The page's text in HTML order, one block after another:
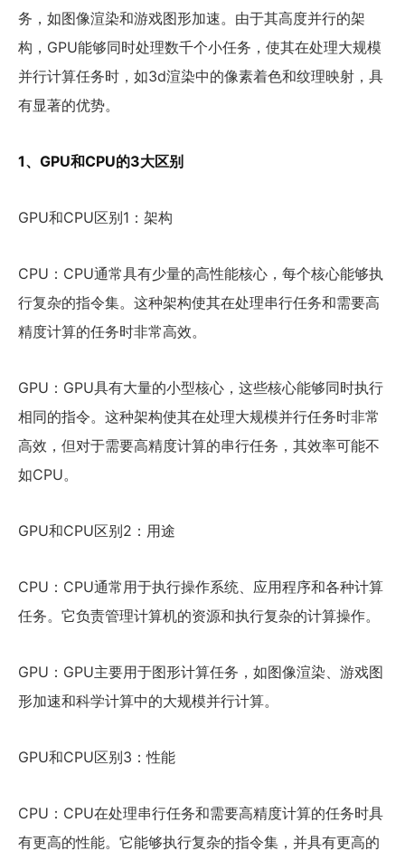
务，如图像渲染和游戏图形加速。由于其高度并行的架
构，GPU能够同时处理数千个小任务，使其在处理大规模
并行计算任务时，如3d渲染中的像素着色和纹理映射，具
有显著的优势。
1、GPU和CPU的3大区别
GPU和CPU区别1：架构
CPU：CPU通常具有少量的高性能核心，每个核心能够执
行复杂的指令集。这种架构使其在处理串行任务和需要高
精度计算的任务时非常高效。
GPU：GPU具有大量的小型核心，这些核心能够同时执行
相同的指令。这种架构使其在处理大规模并行任务时非常
高效，但对于需要高精度计算的串行任务，其效率可能不
如CPU。
GPU和CPU区别2：用途
CPU：CPU通常用于执行操作系统、应用程序和各种计算
任务。它负责管理计算机的资源和执行复杂的计算操作。
GPU：GPU主要用于图形计算任务，如图像渲染、游戏图
形加速和科学计算中的大规模并行计算。
GPU和CPU区别3：性能
CPU：CPU在处理串行任务和需要高精度计算的任务时具
有更高的性能。它能够执行复杂的指令集，并具有更高的